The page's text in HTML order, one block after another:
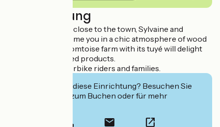
Beschreibung
In a green setting, close to the town, Sylvaine and
Christophe welcome you in a chic atmosphere of wood
and stone. This Comtoise farm with its tuyé will delight
you with its smoked products.
Welcome to motorbike riders and families.
Interessiert Sie diese Einrichtung? Besuchen Sie
deren Website zum Buchen oder für mehr